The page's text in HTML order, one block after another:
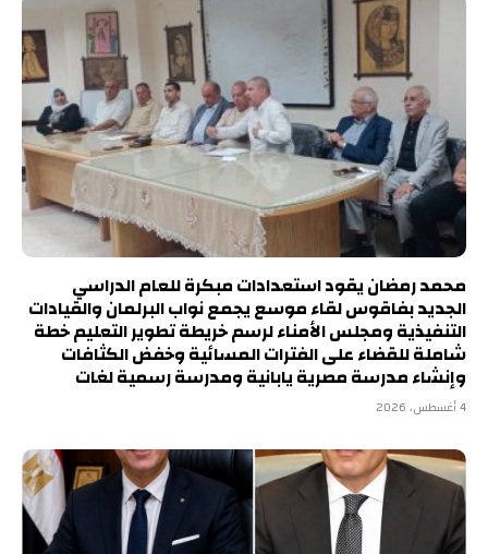
محمد رمضان يقود استعدادات مبكرة للعام الدراسي
الجديد بفاقوس لقاء موسع يجمع نواب البرلمان والقيادات
التنفيذية ومجلس الأمناء لرسم خريطة تطوير التعليم خطة
شاملة للقضاء على الفترات المسائية وخفض الكثافات
وإنشاء مدرسة مصرية يابانية ومدرسة رسمية لغات
4 أغسطس، 2026